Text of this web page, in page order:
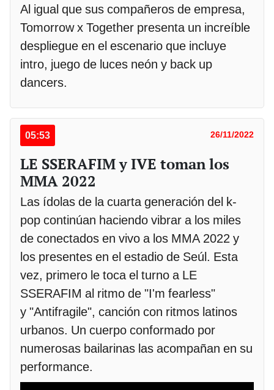
Al igual que sus compañeros de empresa,
Tomorrow x Together presenta un increíble
despliegue en el escenario que incluye
intro, juego de luces neón y back up
dancers.
05:53 26/11/2022
LE SSERAFIM y IVE toman los
MMA 2022
Las ídolas de la cuarta generación del k-
pop continúan haciendo vibrar a los miles
de conectados en vivo a los MMA 2022 y
los presentes en el estadio de Seúl. Esta
vez, primero le toca el turno a LE
SSERAFIM al ritmo de "I'm fearless"
y "Antifragile", canción con ritmos latinos
urbanos. Un cuerpo conformado por
numerosas bailarinas las acompañan en su
performance.